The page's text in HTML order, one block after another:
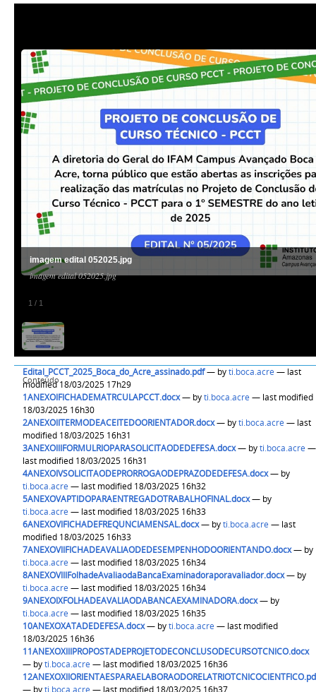
1 / 1
imagem edital 052025.jpg
imagem edital 052025.jpg
Conteúdo
Edital_PCCT_2025_Boca_do_Acre_assinado.pdf— byti.boca.acre — last
modified 18/03/2025 17h29
1ANEXOIFICHADEMATRCULAPCCT.docx— byti.boca.acre — last modified
18/03/2025 16h30
2ANEXOIITERMODEACEITEDOORIENTADOR.docx— byti.boca.acre — last
modified 18/03/2025 16h31
3ANEXOIIIFORMULRIOPARASOLICITAODEDEFESA.docx— byti.boca.acre —
last modified 18/03/2025 16h31
4ANEXOIVSOLICITAODEPRORROGAODEPRAZODEDEFESA.docx— by
ti.boca.acre
— last modified 18/03/2025 16h32
5ANEXOVAPTIDOPARAENTREGADOTRABALHOFINAL.docx— by
ti.boca.acre
— last modified 18/03/2025 16h33
6ANEXOVIFICHADEFREQUNCIAMENSAL.docx— byti.boca.acre — last
modified 18/03/2025 16h33
7ANEXOVIIFICHADEAVALIAODEDESEMPENHODOORIENTANDO.docx— by
ti.boca.acre
— last modified 18/03/2025 16h34
8ANEXOVIIIFolhadeAvaliaodaBancaExaminadoraporavaliador.docx— by
ti.boca.acre
— last modified 18/03/2025 16h34
9ANEXOIXFOLHADEAVALIAODABANCAEXAMINADORA.docx— by
ti.boca.acre
— last modified 18/03/2025 16h35
10ANEXOXATADEDEFESA.docx— byti.boca.acre — last modified
18/03/2025 16h36
11ANEXOXIIIPROPOSTADEPROJETODECONCLUSODECURSOTCNICO.docx
— byti.boca.acre
— last modified 18/03/2025 16h36